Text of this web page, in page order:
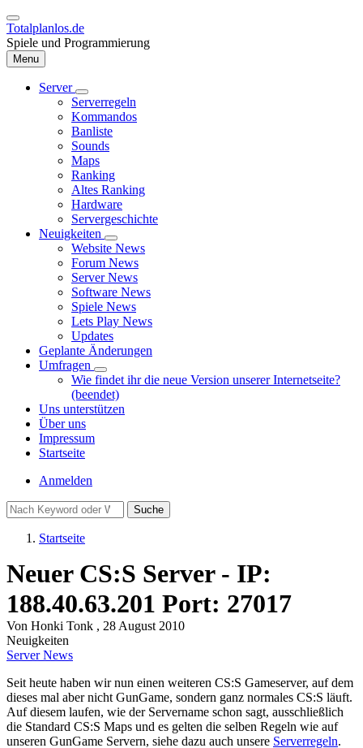
Direkt
zum
Inhalt
Totalplanlos.de
Spiele und Programmierung
Menu
Hauptnavigation
Server
Unternavigation
von
Server
Serverregeln
Kommandos
Banliste
Sounds
Maps
Ranking
Altes Ranking
Hardware
Servergeschichte
Neuigkeiten
Unternavigation
von
Neuigkeiten
Website News
Forum News
Server News
Software News
Spiele News
Lets Play News
Updates
Geplante Änderungen
Umfragen
Unternavigation
von
Umfragen
Wie findet ihr die neue Version unserer Internetseite?
(beendet)
Uns unterstützen
Über uns
Impressum
Startseite
Benutzermenü
Anmelden
Suche
Startseite
Neuer CS:S Server - IP:
188.40.63.201 Port: 27017
Von Honki Tonk , 28 August 2010
Neuigkeiten
Server News
Seit heute haben wir nun einen weiteren CS:S Gameserver, auf dem
dieses mal aber nicht GunGame, sondern ganz normales CS:S läuft.
Auf diesem laufen, wie der Servername schon sagt, ausschließlich
die Standard CS:S Maps und es gelten die selben Regeln wie auf
unseren GunGame Servern, siehe dazu auch unsere Serverregeln.